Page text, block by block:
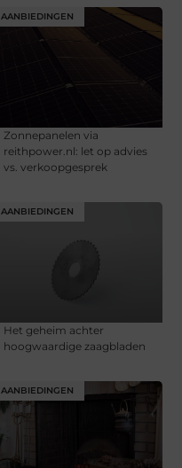
AANBIEDINGEN
Zonnepanelen via
reithpower.nl: let op advies
vs. verkoopgesprek
AANBIEDINGEN
Het geheim achter
hoogwaardige zaagbladen
AANBIEDINGEN